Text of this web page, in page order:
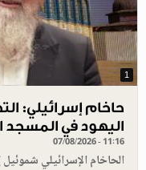
1
حاخام إسرائيلي:
اليهود في المسجد
07/08/2026 - 11:16
الحاخام الإسرائيلي